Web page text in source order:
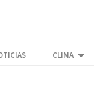
CLIMA